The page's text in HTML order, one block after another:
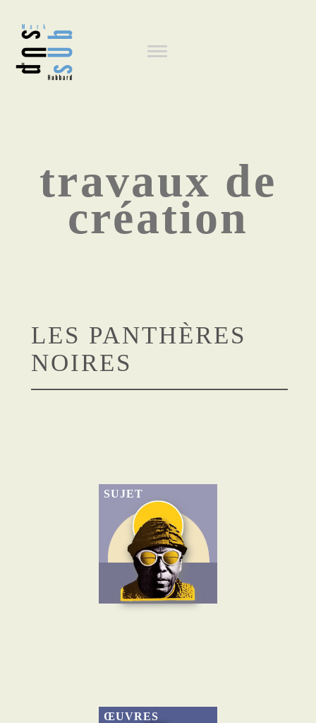
contenu
principalNavigation
principale
travaux de
création
LES PANTHÈRES
NOIRES
SUJET
ŒUVRES